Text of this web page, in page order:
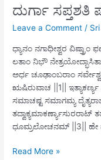
ದುರ್ಗಾ ಸಪ್ತಶತಿ
Leave a Comment /
ಧ್ಯಾನಂ ನಗಾಧೀಶ್ವರ
ಲತಾಂ ನಿಭೌ
ಅರ್ಧ ಚೂಢಾಂಬರಾಂ
ಋಷಿರುವಾಚ ||1||
ಸಮಾಚಷ್ಟ ಸಮಾಗಮ್ಯ
ತದ್ವಾಕ್ಯಮಾಕರ್ಣ್ಯಾಸುರರಾಟ್
ಧೂಮ್ರಲೋಚನಮ್ ||3|| ಹೇ
ದುರ್ಗಾ
Read More »